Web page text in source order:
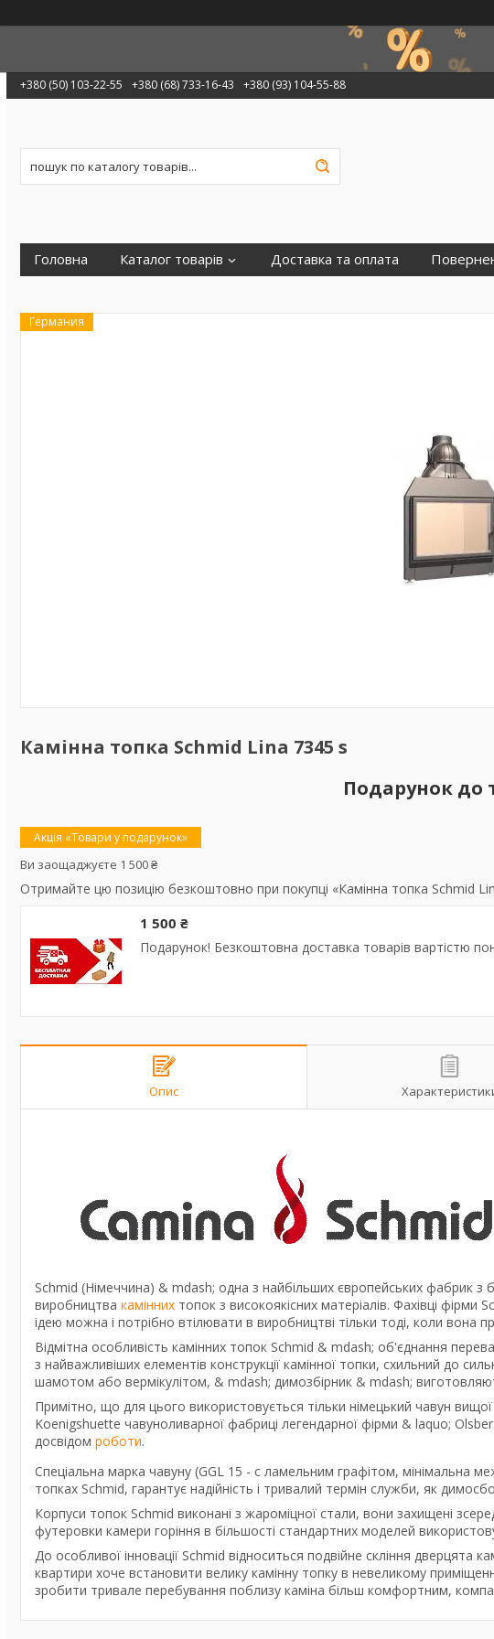
+380 (50) 103-22-55 +380 (68) 733-16-43 +380 (93) 104-55-88
Головна Каталог товарів Доставка та оплата
Германия
Камінна топка Schmid Lina 7345 s
Подарунок до
Акція «Товари у подарунок»
Ви заощаджуєте 1 500 ₴
Отримайте цю позицію безкоштовно при покупці «Камінна топка Schmid
1 500 ₴
Подарунок! Безкоштовна доставка товарів вартістю
Опис
Schmid (Німеччина) & mdash; одна з найбільших європейських фабрик з
виробництва камінних топок з високоякісних матеріалів. Фахівці
ідею можна і потрібно втілювати в виробництві тільки тоді, коли вона
Відмітна особливість камінних топок Schmid & mdash; об'єднання
з найважливіших елементів конструкції камінної топки, схильний до
шамотом або вермікулітом, & mdash; димозбірник & mdash;
Примітно, що для цього використовується тільки німецький чавун
Koenigshuette чавуноливарної фабриці легендарної фірми & laquo;
досвідом роботи.
Спеціальна марка чавуну (GGL 15 - c ламельним графітом, мінімальна
топках Schmid, гарантує надійність і тривалий термін служби, як
Корпуси топок Schmid виконані з жароміцної стали, вони захищені
футеровки камери горіння в більшості стандартних моделей
До особливої інновації Schmid відноситься подвійне скління дверцята
квартири хоче встановити велику камінну топку в невеликому
зробити тривале перебування поблизу каміна більш комфортним,